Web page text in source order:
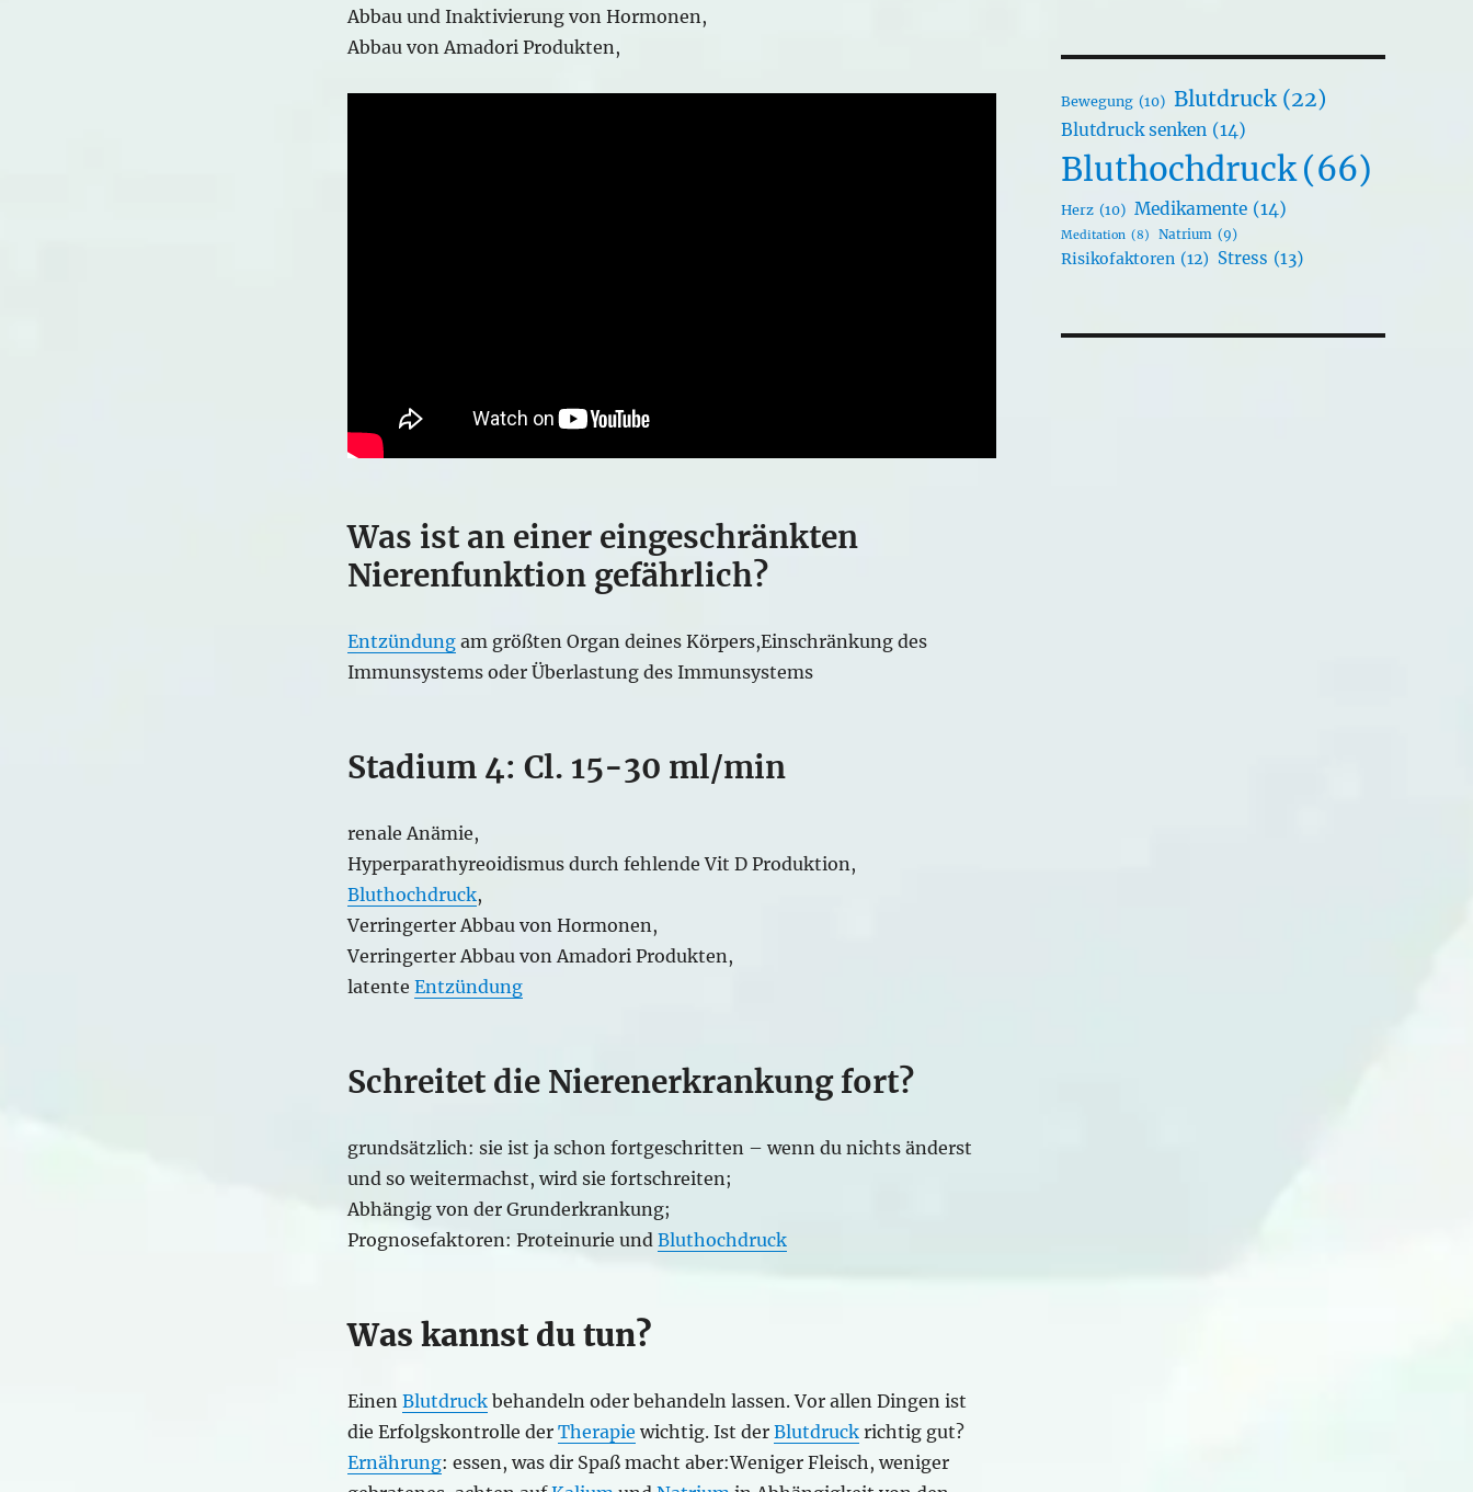
Abbau und Inaktivierung von Hormonen,
Abbau von Amadori Produkten,
Was ist an einer eingeschränkten
Nierenfunktion gefährlich?
Entzündungam größten Organ deines Körpers,Einschränkung des
Immunsystems oder Überlastung des Immunsystems
Stadium 4: Cl. 15-30 ml/min
renale Anämie,
Hyperparathyreoidismus durch fehlende Vit D Produktion,
Bluthochdruck,
Verringerter Abbau von Hormonen,
Verringerter Abbau von Amadori Produkten,
latente Entzündung
Schreitet die Nierenerkrankung fort?
grundsätzlich: sie ist ja schon fortgeschritten – wenn du nichts änderst
und so weitermachst, wird sie fortschreiten;
Abhängig von der Grunderkrankung;
Prognosefaktoren: Proteinurie und Bluthochdruck
Was kannst du tun?
Einen Blutdruckbehandeln oder behandeln lassen. Vor allen Dingen ist
die Erfolgskontrolle der Therapie wichtig. Ist der Blutdruckrichtig gut?
Ernährung: essen, was dir Spaß macht aber:Weniger Fleisch, weniger
Bewegung (10) Blutdruck (22)
Blutdruck senken (14)
Bluthochdruck(66)
Herz (10) Medikamente (14)
Meditation (8) Natrium (9)
Risikofaktoren (12) Stress (13)